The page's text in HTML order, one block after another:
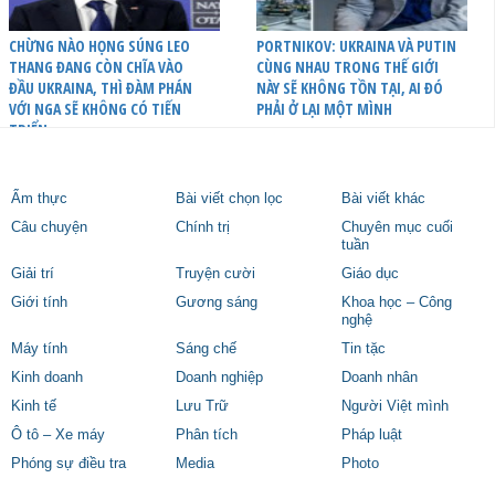
CHỪNG NÀO HỌNG SÚNG LEO
THANG ĐANG CÒN CHĨA VÀO
ĐẦU UKRAINA, THÌ ĐÀM PHÁN
VỚI NGA SẼ KHÔNG CÓ TIẾN
TRIỂN
PORTNIKOV: UKRAINA VÀ PUTIN
CÙNG NHAU TRONG THẾ GIỚI
NÀY SẼ KHÔNG TỒN TẠI, AI ĐÓ
PHẢI Ở LẠI MỘT MÌNH
Ẩm thực Bài viết chọn lọc
Bài viết khác
Câu chuyện
Chính trị
Chuyên mục cuối
tuần
Giải trí
Truyện cười
Giáo dục
Giới tính
Gương sáng
Khoa học – Công
nghệ
Máy tính
Sáng chế
Tin tặc
Kinh doanh
Doanh nghiệp
Doanh nhân
Kinh tế
Lưu Trữ
Người Việt mình
Ô tô – Xe máy
Phân tích
Pháp luật
Phóng sự điều tra
Media
Photo